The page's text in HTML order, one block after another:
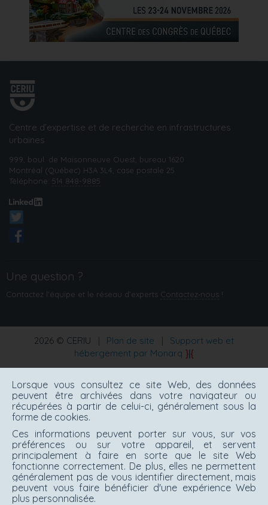
Centre d’expertise et de recherche en infrastructures
urbaines
999, boul. de Maisonneuve Ouest, bureau 1620
Montréal (Québec) H3A 3L4, case postale 25
Téléphone: 514 848-9885
Une question ?
Contactez l'équipe et le réseau d’experts Contactez‑nous !
2026 © CERIU | Plan de site |
Support web et
hébergement par Monarq
Lorsque vous consultez ce site Web, des données
peuvent être archivées dans votre navigateur ou
récupérées à partir de celui-ci, généralement sous la
forme de cookies.
Ces informations peuvent porter sur vous, sur vos
préférences ou sur votre appareil, et servent
principalement à faire en sorte que le site Web
fonctionne correctement. De plus, elles ne permettent
généralement pas de vous identifier directement, mais
peuvent vous faire bénéficier d'une expérience Web
plus personnalisée.